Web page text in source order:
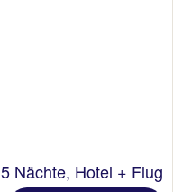
5 Nächte, Hotel + Flug